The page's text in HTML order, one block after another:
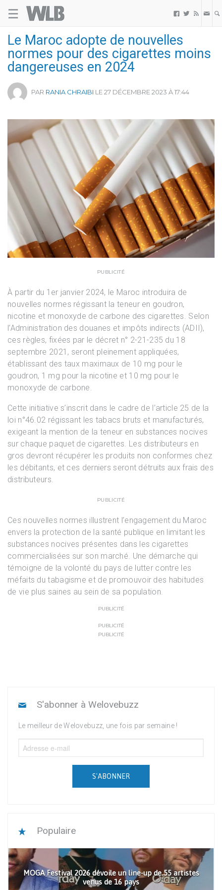
☰   
Le Maroc adopte de nouvelles
normes pour des cigarettes moins
dangereuses en 2024
PAR RANIA CHRAIBI LE 27 DÉCEMBRE 2023 À 17:44
PUBLICITÉ
À partir du 1er janvier 2024, le Maroc introduira de
nouvelles normes régissant la teneur en goudron,
nicotine et monoxyde de carbone des cigarettes. Selon
l’Administration des douanes et impôts indirects (ADII),
ces règles, fixées par le décret n° 2-21-235 du 18
septembre 2021, seront pleinement appliquées,
établissant des taux maximaux de 10 mg pour le
goudron, 1 mg pour la nicotine et 10 mg pour le
monoxyde de carbone.
Cette initiative s’inscrit dans le cadre de l’article 25 de la
loi n°46.02 régissant les tabacs bruts et manufacturés,
exigeant la mention de la teneur en substances nocives
sur chaque paquet de cigarettes. Les distributeurs en
gros devront récupérer les produits non conformes chez
les débitants, et ces derniers seront détruits aux frais des
distributeurs.
PUBLICITÉ
Ces nouvelles normes illustrent l’engagement du Maroc
envers la protection de la santé publique en limitant les
substances nocives présentes dans les cigarettes
commercialisées sur son marché. Une démarche qui
témoigne de la volonté du pays de lutter contre les
méfaits du tabagisme et de promouvoir des habitudes
de vie plus saines au sein de sa population.
PUBLICITÉ
PUBLICITÉ
PUBLICITÉ
S'abonner à Welovebuzz
Le meilleur de Welovebuzz, une fois par semaine !
S'ABONNER
Populaire
MOGA Festival 2026 dévoile un line-up de 55 artistes
venus de 16 pays